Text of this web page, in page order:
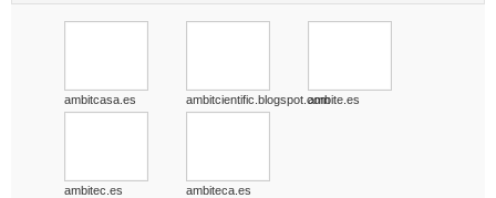
ambitcasa.es ambitcientific.blogspot.comambite.es
ambitec.es ambiteca.es